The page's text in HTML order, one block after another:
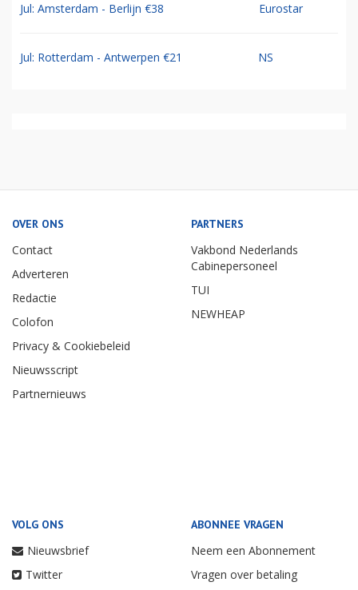
Jul: Amsterdam - Berlijn €38 Eurostar
Jul: Rotterdam - Antwerpen €21 NS
OVER ONS
Contact
Adverteren
Redactie
Colofon
Privacy & Cookiebeleid
Nieuwsscript
Partnernieuws
PARTNERS
Vakbond Nederlands
Cabinepersoneel
TUI
NEWHEAP
VOLG ONS
Nieuwsbrief
Twitter
ABONNEE VRAGEN
Neem een Abonnement
Vragen over betaling